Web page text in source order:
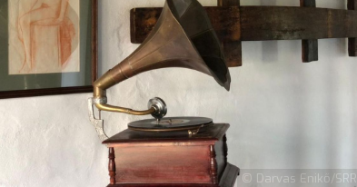
© Darvas Enikő/SRR